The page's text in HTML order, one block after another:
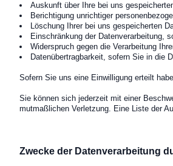
Auskunft über Ihre bei uns
Berichtigung unrichtiger
Löschung Ihrer bei uns gespeicherten
Einschränkung der Datenverarbeitung,
Widerspruch gegen die Verarbeitung
Datenübertragbarkeit, sofern Sie in die
Sofern Sie uns eine Einwilligung erteilt
Sie können sich jederzeit mit einer
mutmaßlichen Verletzung. Eine Liste der
Zwecke der Datenverarbeitung